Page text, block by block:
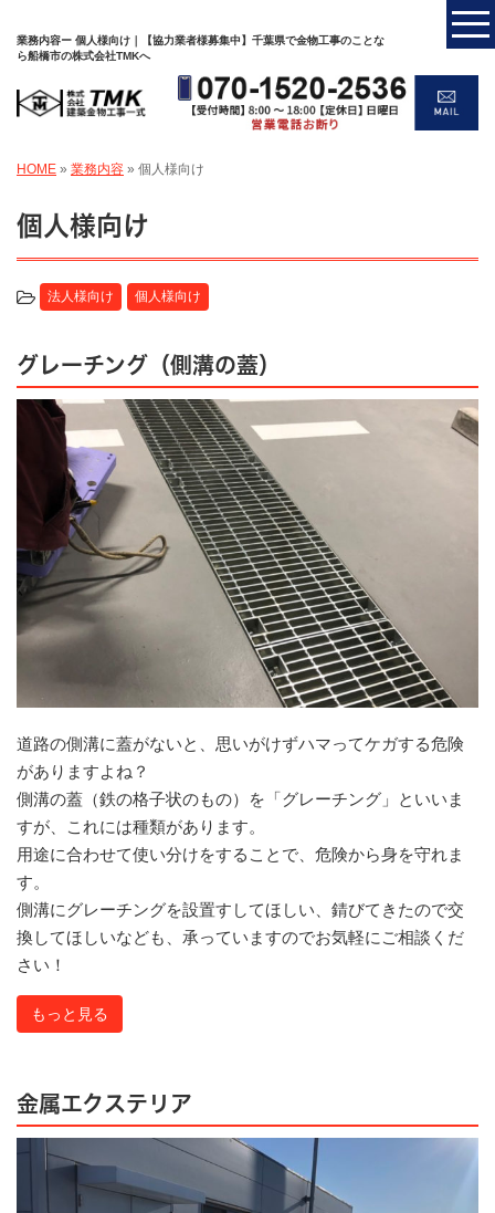
業務内容ー 個人様向け｜【協力業者様募集中】千葉県で金物工事のことな
ら船橋市の株式会社TMKへ
HOME » 業務内容 » 個人様向け
個人様向け
法人様向け 個人様向け
グレーチング（側溝の蓋）
道路の側溝に蓋がないと、思いがけずハマってケガする危険
がありますよね？
側溝の蓋（鉄の格子状のもの）を「グレーチング」といいま
すが、これには種類があります。
用途に合わせて使い分けをすることで、危険から身を守れま
す。
側溝にグレーチングを設置すしてほしい、錆びてきたので交
換してほしいなども、承っていますのでお気軽にご相談くだ
さい！
もっと見る
金属エクステリア